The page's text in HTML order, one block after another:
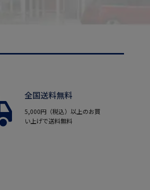
全国送料無料
5,000円（税込）以上のお買
い上げで送料無料